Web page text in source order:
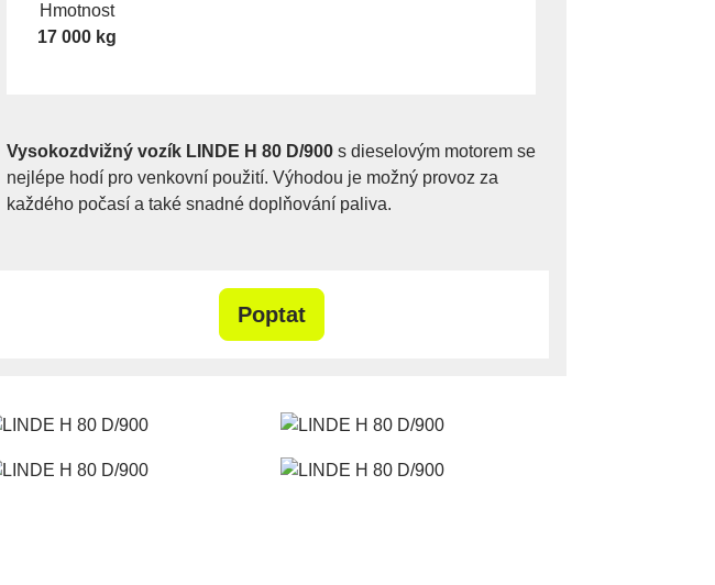
Hmotnost
17 000 kg
Vysokozdvižný vozík LINDE H 80 D/900 s dieselovým motorem se
nejlépe hodí pro venkovní použití. Výhodou je možný provoz za
každého počasí a také snadné doplňování paliva.
Poptat